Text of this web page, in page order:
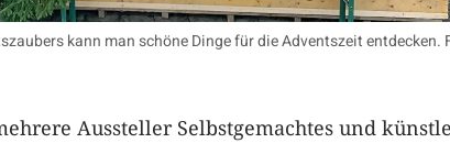
kann man schöne Dinge für die Adventszeit entdecken.
Aussteller Selbstgemachtes und